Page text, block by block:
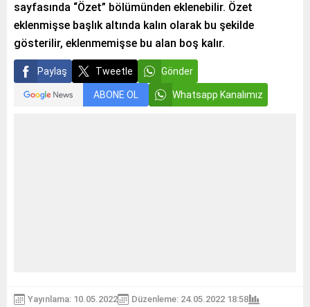
sayfasında “Özet” bölümünden eklenebilir. Özet
eklenmişse başlık altında kalın olarak bu şekilde
gösterilir, eklenmemişse bu alan boş kalır.
Paylaş Tweetle Gönder
ABONE OL Whatsapp Kanalımız
Yayınlama: 10.05.2022 Düzenleme: 24.05.2022 18:58